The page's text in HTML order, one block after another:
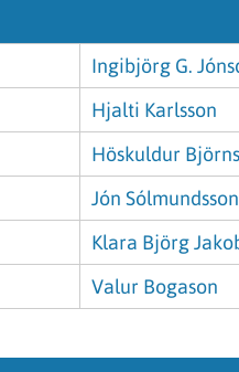
Ingibjörg G.
Hjalti Karlsson
Höskuldur
Jón Sólmundsson
Klara Björg
Valur Bogason